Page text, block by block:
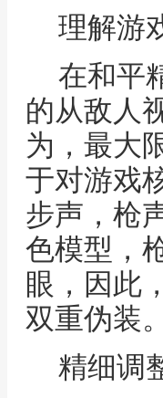
理解游
在和平
的从敌人
为，最大
于对游戏
步声，枪
色模型，
眼，因此
双重伪装。
精细调